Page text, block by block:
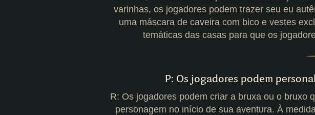
varinhas, os jogadores podem trazer seu eu
uma máscara de caveira com bico e vestes
temáticas das casas para que os
P: Os jogadores podem
R: Os jogadores podem criar a bruxa ou o bruxo
personagem no início de sua aventura. À